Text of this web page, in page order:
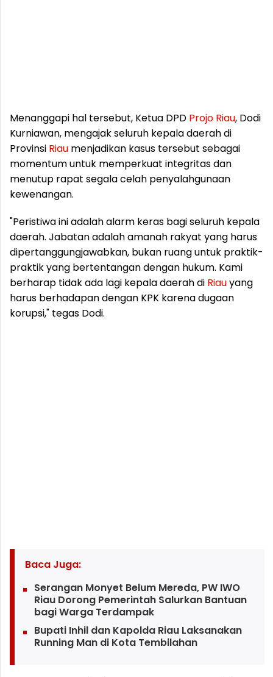
Menanggapi hal tersebut, Ketua DPD Projo Riau, Dodi
Kurniawan, mengajak seluruh kepala daerah di
Provinsi Riau menjadikan kasus tersebut sebagai
momentum untuk memperkuat integritas dan
menutup rapat segala celah penyalahgunaan
kewenangan.
"Peristiwa ini adalah alarm keras bagi seluruh kepala
daerah. Jabatan adalah amanah rakyat yang harus
dipertanggungjawabkan, bukan ruang untuk praktik-
praktik yang bertentangan dengan hukum. Kami
berharap tidak ada lagi kepala daerah di Riauyang
harus berhadapan dengan KPK karena dugaan
korupsi," tegas Dodi.
Baca Juga:
Serangan Monyet Belum Mereda, PW IWO
Riau Dorong Pemerintah Salurkan Bantuan
bagi Warga Terdampak
Bupati Inhil dan Kapolda Riau Laksanakan
Running Man di Kota Tembilahan